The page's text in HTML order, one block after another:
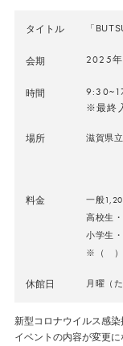
タイトル 「
会期 2025
時間
※最終
場所 滋賀県
料金
一般
高校生
小学生
※（ ）
休館日 月曜（
新型コロナウイルス感
イベントの内容が変更